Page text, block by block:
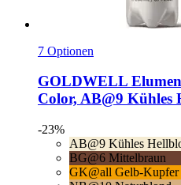
7 Optionen
GOLDWELL
Color, AB@9 Kühles
-23%
AB@9 Kühles
BG@6 Mittelbraun
GK@all Gelb-Kupfer